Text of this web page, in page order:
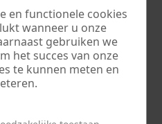
en functionele cookies
wanneer u onze
gebruiken we
het succes van onze
te kunnen meten en
3.63
termin3.exe
17.3 MB